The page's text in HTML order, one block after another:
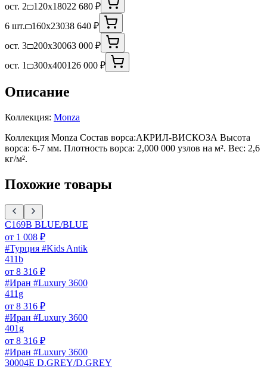
ост. 2
120x18022 680 ₽
6 шт.
160x23038 640 ₽
ост. 3
200x30063 000 ₽
ост. 1
300x400126 000 ₽
Описание
Коллекция: Monza
Коллекция Monza Состав ворса:АКРИЛ-ВИСКОЗА Высота
ворса: 6-7 мм. Плотность ворса: 2,000 000 узлов на м². Вес: 2,6
кг/м².
Похожие товары
C169B BLUE/BLUE
от 1 008 ₽
#Турция #Kids Antik
411b
от 8 316 ₽
#Иран #Luxury 3600
411g
от 8 316 ₽
#Иран #Luxury 3600
401g
от 8 316 ₽
#Иран #Luxury 3600
30004E D.GREY/D.GREY